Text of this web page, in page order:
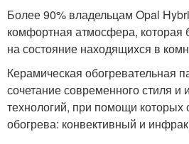
Более 90% владельцам Opal
комфортная атмосфера, которая
на состояние находящихся в
Керамическая обогревательная
сочетание современного стиля
технологий, при помощи которых
обогрева: конвективный и